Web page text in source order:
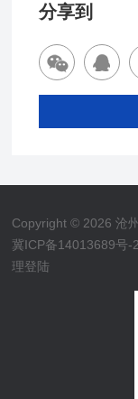
分享到
Copyright © 2026 沧
冀ICP备14013689号-2
理登陆